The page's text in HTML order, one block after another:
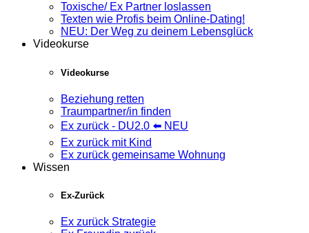
Toxische/ Ex Partner loslassen
Texten wie Profis beim Online-Dating!
NEU: Der Weg zu deinem Lebensglück
Videokurse
Videokurse
Beziehung retten
Traumpartner/in finden
Ex zurück - DU2.0 ⬅️ NEU
Ex zurück mit Kind
Ex zurück gemeinsame Wohnung
Wissen
Ex-Zurück
Ex zurück Strategie